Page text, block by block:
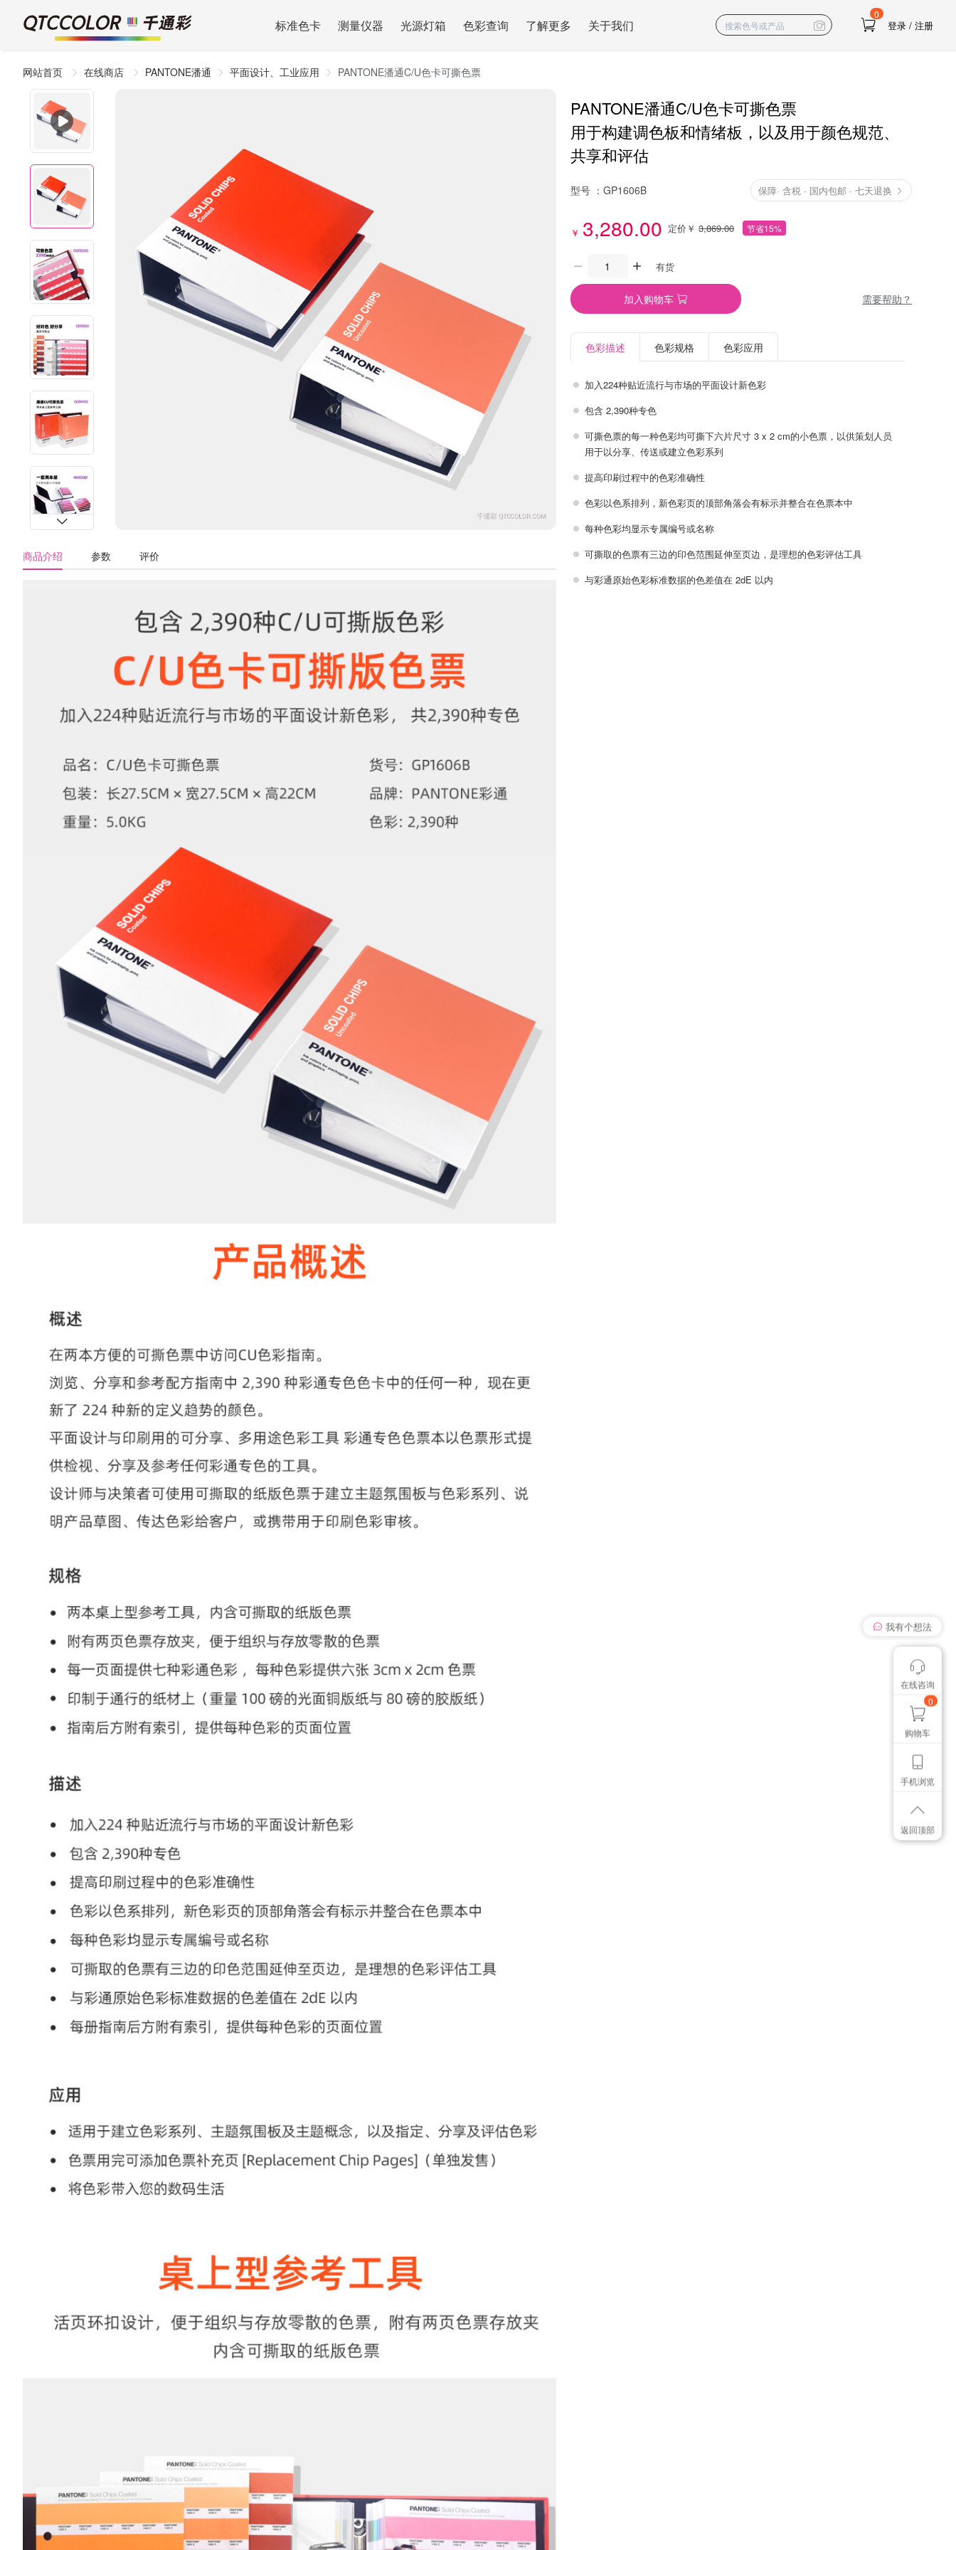
标准色卡 测量仪器 光源灯箱 色彩查询 了解更多 关于我们
0
登录 / 注册
网站首页 在线商店 PANTONE潘通 平面设计、工业应用 PANTONE潘通C/U色卡可撕色票
商品介绍 参数 评价
PANTONE潘通C/U色卡可撕色票
用于构建调色板和情绪板，以及用于颜色规范、
共享和评估
型号 ： GP1606B 保障· 含税 · 国内包邮 · 七天退换
￥ 3,280.00 定价￥ 3,869.00 节省15%
有货
加入购物车 需要帮助？
色彩描述 色彩规格 色彩应用
加入224种贴近流行与市场的平面设计新色彩
包含 2,390种专色
可撕色票的每一种色彩均可撕下六片尺寸 3 x 2 cm的小色票，以供策划人员
用于以分享、传送或建立色彩系列
提高印刷过程中的色彩准确性
色彩以色系排列，新色彩页的顶部角落会有标示并整合在色票本中
每种色彩均显示专属编号或名称
可撕取的色票有三边的印色范围延伸至页边，是理想的色彩评估工具
与彩通原始色彩标准数据的色差值在 2dE 以内
我有个想法
想找个色卡
颜色管控讨论
在线咨询
0
购物车
手机浏览
返回顶部